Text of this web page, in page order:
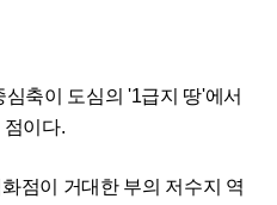
축이 도심의 '1급지 땅'에서
이다.
점이 거대한 부의 저수지 역